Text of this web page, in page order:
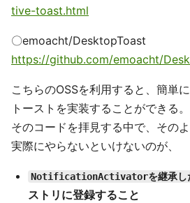
tive-toast.html
〇emoacht/DesktopToast
https://github.com/emoacht/
こちらのOSSを利用すると、簡単
トーストを実装することができる。
そのコードを拝見する中で、その
実際にやらないといけないのが、
NotificationActivatorを継承した
ストリに登録すること